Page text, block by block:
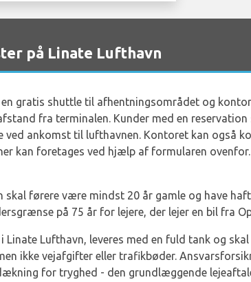
på Linate Lufthavn
gratis shuttle til afhentningsområdet og
fra terminalen. Kunder med en
ankomst til lufthavnen. Kontoret kan også
kan foretages ved hjælp af formularen
skal førere være mindst 20 år gamle og have
på 75 år for lejere, der lejer en bil fra
Lufthavn, leveres med en fuld tank og
ikke vejafgifter eller trafikbøder.
for tryghed - den grundlæggende